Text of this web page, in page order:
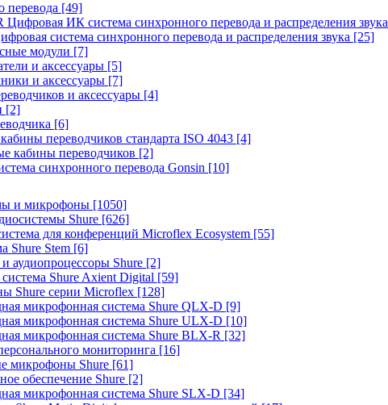
перевода [49]
Цифровая ИК система синхронного перевода и распределения звука
система синхронного перевода и распределения звука [25]
модули [7]
и аксессуары [5]
и аксессуары [7]
и аксессуары [4]
[2]
[6]
переводчиков стандарта ISO 4043 [4]
кабины переводчиков [2]
синхронного перевода Gonsin [10]
и микрофоны [1050]
Shure [626]
для конференций Microflex Ecosystem [55]
Shure Stem [6]
аудиопроцессоры Shure [2]
Shure Axient Digital [59]
Shure серии Microflex [128]
микрофонная система Shure QLX-D [9]
микрофонная система Shure ULX-D [10]
микрофонная система Shure BLX-R [32]
мониторинга [16]
микрофоны Shure [61]
обеспечение Shure [2]
микрофонная система Shure SLX-D [34]